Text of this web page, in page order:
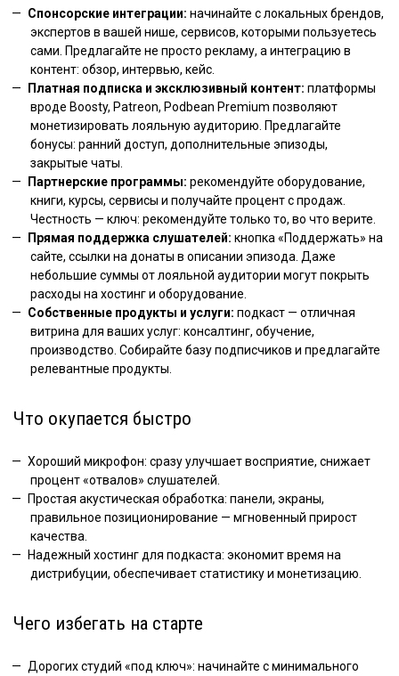
Спонсорские интеграции: начинайте с локальных брендов,
экспертов в вашей нише, сервисов, которыми пользуетесь
сами. Предлагайте не просто рекламу, а интеграцию в
контент: обзор, интервью, кейс.
Платная подписка и эксклюзивный контент: платформы
вроде Boosty, Patreon, Podbean Premium позволяют
монетизировать лояльную аудиторию. Предлагайте
бонусы: ранний доступ, дополнительные эпизоды,
закрытые чаты.
Партнерские программы: рекомендуйте оборудование,
книги, курсы, сервисы и получайте процент с продаж.
Честность — ключ: рекомендуйте только то, во что верите.
Прямая поддержка слушателей: кнопка «Поддержать» на
сайте, ссылки на донаты в описании эпизода. Даже
небольшие суммы от лояльной аудитории могут покрыть
расходы на хостинг и оборудование.
Собственные продукты и услуги: подкаст — отличная
витрина для ваших услуг: консалтинг, обучение,
производство. Собирайте базу подписчиков и предлагайте
релевантные продукты.
Что окупается быстро
Хороший микрофон: сразу улучшает восприятие, снижает
процент «отвалов» слушателей.
Простая акустическая обработка: панели, экраны,
правильное позиционирование — мгновенный прирост
качества.
Надежный хостинг для подкаста: экономит время на
дистрибуции, обеспечивает статистику и монетизацию.
Чего избегать на старте
Дорогих студий «под ключ»: начинайте с минимального